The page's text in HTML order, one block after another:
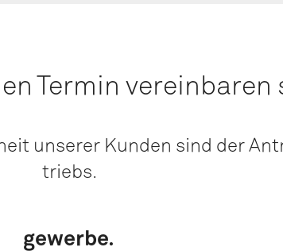
Ter­min ver­ein­ba­ren
unse­rer Kun­den sind der
triebs.
gewer­be.